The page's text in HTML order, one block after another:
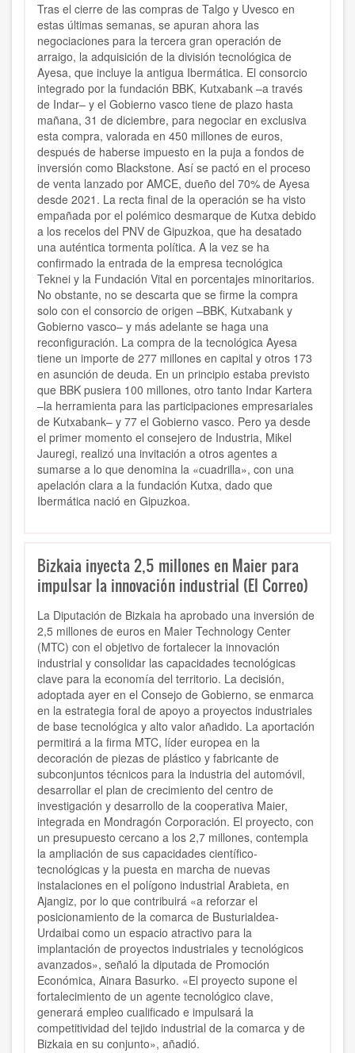
Tras el cierre de las compras de Talgo y Uvesco en
estas últimas semanas, se apuran ahora las
negociaciones para la tercera gran operación de
arraigo, la adquisición de la división tecnológica de
Ayesa, que incluye la antigua Ibermática. El consorcio
integrado por la fundación BBK, Kutxabank –a través
de Indar– y el Gobierno vasco tiene de plazo hasta
mañana, 31 de diciembre, para negociar en exclusiva
esta compra, valorada en 450 millones de euros,
después de haberse impuesto en la puja a fondos de
inversión como Blackstone. Así se pactó en el proceso
de venta lanzado por AMCE, dueño del 70% de Ayesa
desde 2021. La recta final de la operación se ha visto
empañada por el polémico desmarque de Kutxa debido
a los recelos del PNV de Gipuzkoa, que ha desatado
una auténtica tormenta política. A la vez se ha
confirmado la entrada de la empresa tecnológica
Teknei y la Fundación Vital en porcentajes minoritarios.
No obstante, no se descarta que se firme la compra
solo con el consorcio de origen –BBK, Kutxabank y
Gobierno vasco– y más adelante se haga una
reconfiguración. La compra de la tecnológica Ayesa
tiene un importe de 277 millones en capital y otros 173
en asunción de deuda. En un principio estaba previsto
que BBK pusiera 100 millones, otro tanto Indar Kartera
–la herramienta para las participaciones empresariales
de Kutxabank– y 77 el Gobierno vasco. Pero ya desde
el primer momento el consejero de Industria, Mikel
Jauregi, realizó una invitación a otros agentes a
sumarse a lo que denomina la «cuadrilla», con una
apelación clara a la fundación Kutxa, dado que
Ibermática nació en Gipuzkoa.
Bizkaia inyecta 2,5 millones en Maier para
impulsar la innovación industrial (El Correo)
La Diputación de Bizkaia ha aprobado una inversión de
2,5 millones de euros en Maier Technology Center
(MTC) con el objetivo de fortalecer la innovación
industrial y consolidar las capacidades tecnológicas
clave para la economía del territorio. La decisión,
adoptada ayer en el Consejo de Gobierno, se enmarca
en la estrategia foral de apoyo a proyectos industriales
de base tecnológica y alto valor añadido. La aportación
permitirá a la firma MTC, líder europea en la
decoración de piezas de plástico y fabricante de
subconjuntos técnicos para la industria del automóvil,
desarrollar el plan de crecimiento del centro de
investigación y desarrollo de la cooperativa Maier,
integrada en Mondragón Corporación. El proyecto, con
un presupuesto cercano a los 2,7 millones, contempla
la ampliación de sus capacidades científico-
tecnológicas y la puesta en marcha de nuevas
instalaciones en el polígono industrial Arabieta, en
Ajangiz, por lo que contribuirá «a reforzar el
posicionamiento de la comarca de Busturialdea-
Urdaibai como un espacio atractivo para la
implantación de proyectos industriales y tecnológicos
avanzados», señaló la diputada de Promoción
Económica, Ainara Basurko. «El proyecto supone el
fortalecimiento de un agente tecnológico clave,
generará empleo cualificado e impulsará la
competitividad del tejido industrial de la comarca y de
Bizkaia en su conjunto», añadió.